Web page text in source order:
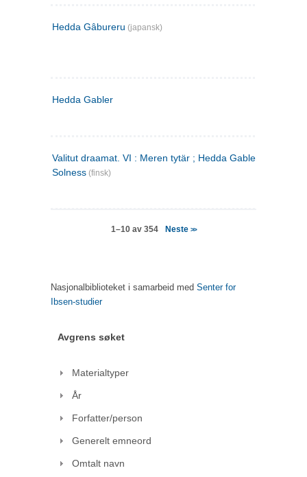
Hedda Gâbureru (japansk)
Hedda Gabler
Valitut draamat. VI : Meren tytär ; Hedda Gabler ;
Solness (finsk)
1–10 av 354 Neste >>
Nasjonalbiblioteket i samarbeid med Senter for
Ibsen-studier
Avgrens søket
Materialtyper
År
Forfatter/person
Generelt emneord
Omtalt navn